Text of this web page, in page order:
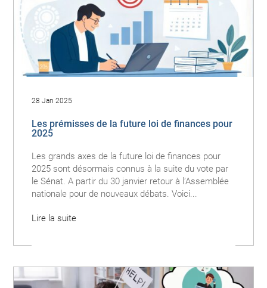
Les prémisses de la future loi de finances pour
2025
Les grands axes de la future loi de finances pour
2025 sont désormais connus à la suite du vote par
le Sénat. A partir du 30 janvier retour à l’Assemblée
nationale pour de nouveaux débats. Voici...
Lire la suite
28 Jan 2025